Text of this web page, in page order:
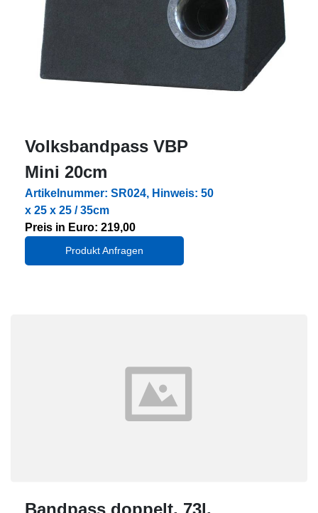
Volksbandpass VBP
Mini 20cm
Artikelnummer: SR024, Hinweis: 50
x 25 x 25 / 35cm
Preis in Euro: 219,00
Produkt Anfragen
Bandpass doppelt, 73l,